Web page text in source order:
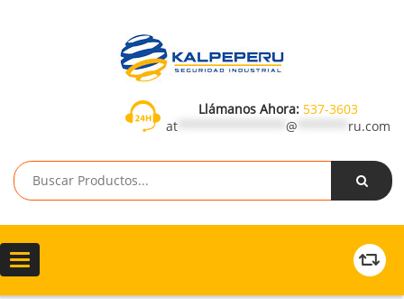
Llámanos Ahora: 537-3603
at
@ ru.com
Toggle
navigation